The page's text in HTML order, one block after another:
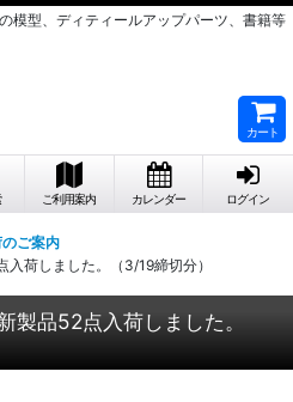
模型、ディティールアップパーツ、書籍等
カート
ご利用案内 カレンダー ログイン
ご案内
入荷しました。（3/19締切分）
製品52点入荷しました。